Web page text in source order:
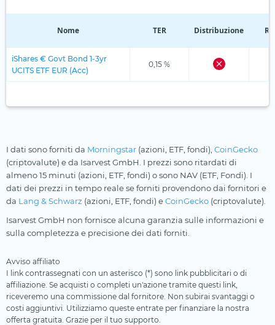
Nome TER Distribuzione
iShares € Govt Bond 1-3yr
UCITS ETF EUR (Acc)
0,15 %
I dati sono forniti da Morningstar (azioni, ETF, fondi), CoinGecko
(criptovalute) e da Isarvest GmbH. I prezzi sono ritardati di
almeno 15 minuti (azioni, ETF, fondi) o sono NAV (ETF, Fondi). I
dati dei prezzi in tempo reale se forniti provendono dai fornitori e
da Lang & Schwarz (azioni, ETF, fondi) eCoinGecko (criptovalute).
Isarvest GmbH non fornisce alcuna garanzia sulle informazioni e
sulla completezza e precisione dei dati forniti.
Avviso affiliato
I link contrassegnati con un asterisco (*) sono link pubblicitari o di
affiliazione. Se acquisti o completi un'azione tramite questi link,
riceveremo una commissione dal fornitore. Non subirai svantaggi o
costi aggiuntivi. Utilizziamo queste entrate per finanziare la nostra
offerta gratuita. Grazie per il tuo supporto.